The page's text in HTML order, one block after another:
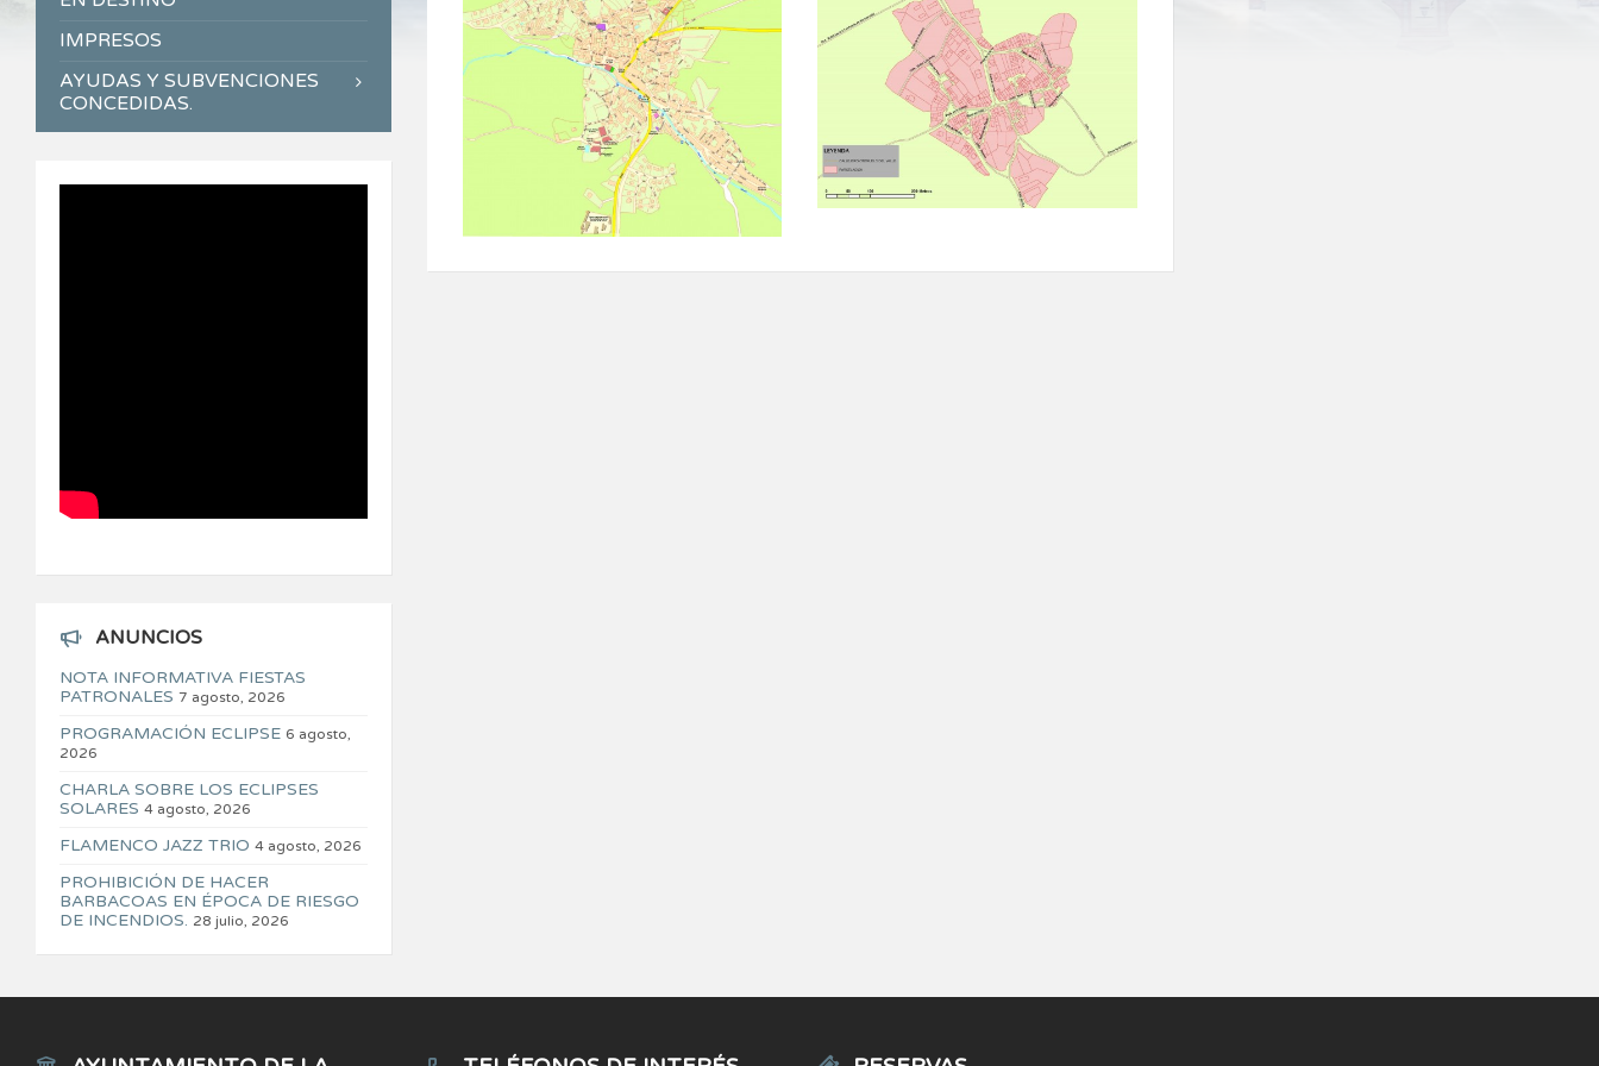
IMPRESOS
AYUDAS Y SUBVENCIONES
CONCEDIDAS.
ANUNCIOS
NOTA INFORMATIVA FIESTAS
PATRONALES 7 agosto, 2026
PROGRAMACIÓN ECLIPSE 6 agosto,
2026
CHARLA SOBRE LOS ECLIPSES
SOLARES 4 agosto, 2026
FLAMENCO JAZZ TRIO 4 agosto, 2026
PROHIBICIÓN DE HACER
BARBACOAS EN ÉPOCA DE RIESGO
DE INCENDIOS. 28 julio, 2026